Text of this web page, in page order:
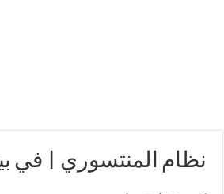
نظام المنتسوري | في